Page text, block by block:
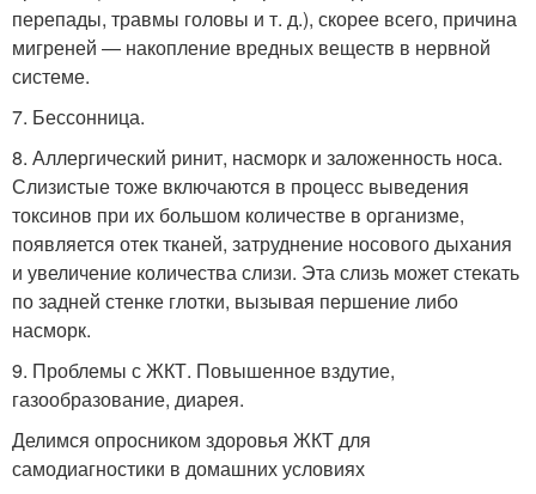
перепады, травмы головы и т. д.), скорее всего, причина
мигреней — накопление вредных веществ в нервной
системе.
7. Бессонница.
8. Аллергический ринит, насморк и заложенность носа.
Слизистые тоже включаются в процесс выведения
токсинов при их большом количестве в организме,
появляется отек тканей, затруднение носового дыхания
и увеличение количества слизи. Эта слизь может стекать
по задней стенке глотки, вызывая першение либо
насморк.
9. Проблемы с ЖКТ. Повышенное вздутие,
газообразование, диарея.
Делимся опросником здоровья ЖКТ для
самодиагностики в домашних условиях